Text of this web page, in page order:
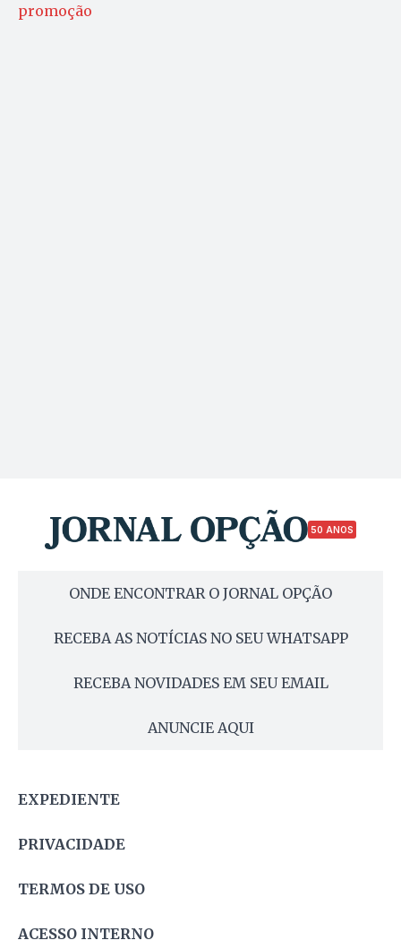
promoção
50 ANOS
ONDE ENCONTRAR O JORNAL OPÇÃO
RECEBA AS NOTÍCIAS NO SEU WHATSAPP
RECEBA NOVIDADES EM SEU EMAIL
ANUNCIE AQUI
EXPEDIENTE
PRIVACIDADE
TERMOS DE USO
ACESSO INTERNO